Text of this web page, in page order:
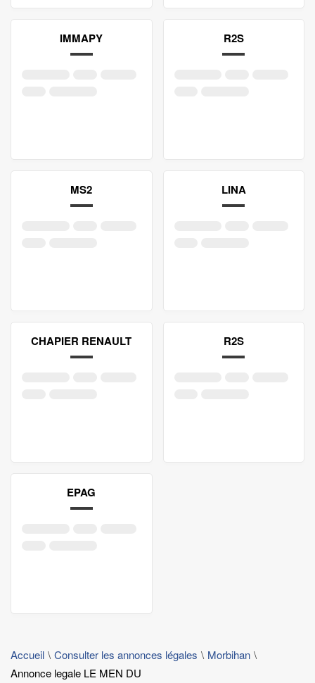
IMMAPY R2S
MS2 LINA
CHAPIER RENAULT R2S
EPAG
Accueil Consulter les annonces légales
Morbihan
Annonce legale LE MEN DU